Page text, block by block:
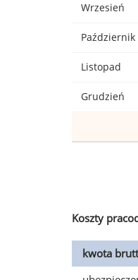
Wrzesień
Październik
Listopad
Grudzień
Koszty
kwota